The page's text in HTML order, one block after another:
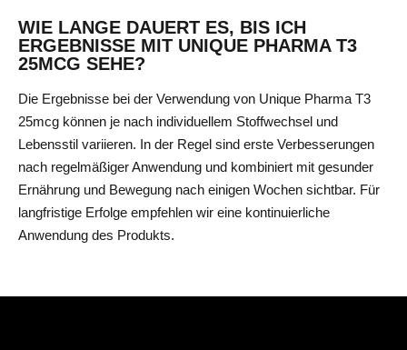
WIE LANGE DAUERT ES, BIS ICH
ERGEBNISSE MIT UNIQUE PHARMA T3
25MCG SEHE?
Die Ergebnisse bei der Verwendung von Unique Pharma T3
25mcg können je nach individuellem Stoffwechsel und
Lebensstil variieren. In der Regel sind erste Verbesserungen
nach regelmäßiger Anwendung und kombiniert mit gesunder
Ernährung und Bewegung nach einigen Wochen sichtbar. Für
langfristige Erfolge empfehlen wir eine kontinuierliche
Anwendung des Produkts.